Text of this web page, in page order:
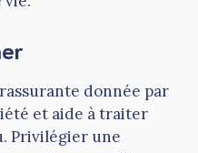
donnée par
et aide à traiter
Privilégier une